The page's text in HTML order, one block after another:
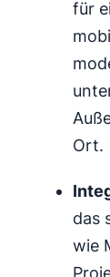
für
Ort.
das
wie